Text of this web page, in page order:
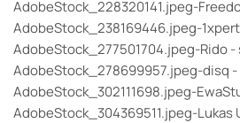
AdobeStock_228320141.jpeg-
AdobeStock_238169446.jpeg-
AdobeStock_277501704.jpeg-Rido
AdobeStock_278699957.jpeg-disq
AdobeStock_302111698.jpeg-
AdobeStock_304369511.jpeg-Lukas